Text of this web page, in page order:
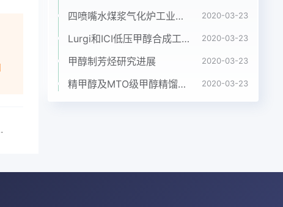
α-gluco
四喷嘴水煤浆气化炉工业应用情况简介 2020-03-23
Lurgi和ICI低压甲醇合成工艺比较 2020-03-23
甲醇制芳烃研究进展 2020-03-23
精甲醇及MTO级甲醇精馏工艺技术进展 2020-03-23